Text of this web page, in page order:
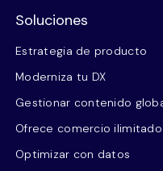
Soluciones
Estrategia de producto
Moderniza tu DX
Gestionar contenido
Ofrece comercio ilimitado
Optimizar con datos